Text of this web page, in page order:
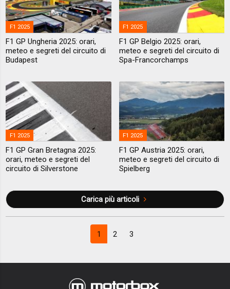
F1 2025
F1 GP Ungheria 2025: orari,
meteo e segreti del circuito di
Budapest
F1 2025
F1 GP Belgio 2025: orari,
meteo e segreti del circuito di
Spa-Francorchamps
F1 2025
F1 GP Gran Bretagna 2025:
orari, meteo e segreti del
circuito di Silverstone
F1 2025
F1 GP Austria 2025: orari,
meteo e segreti del circuito di
Spielberg
Carica più articoli
1 2 3